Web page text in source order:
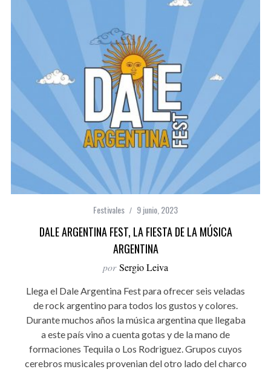
Festivales 9 junio, 2023
DALE ARGENTINA FEST, LA FIESTA DE LA MÚSICA
ARGENTINA
por Sergio Leiva
Llega el Dale Argentina Fest para ofrecer seis veladas
de rock argentino para todos los gustos y colores.
Durante muchos años la música argentina que llegaba
a este país vino a cuenta gotas y de la mano de
formaciones Tequila o Los Rodriguez. Grupos cuyos
cerebros musicales provenian del otro lado del charco